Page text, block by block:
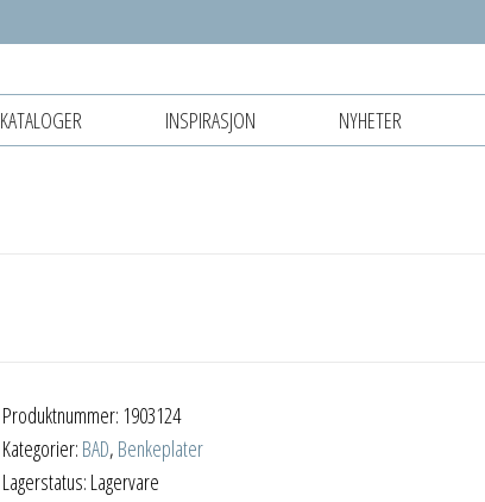
KATALOGER INSPIRASJON NYHETER
Produktnummer: 1903124
Kategorier: BAD, Benkeplater
Lagerstatus: Lagervare